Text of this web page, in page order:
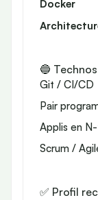
Docker
🔵
Git / CI/CD
Pair
Applis en
Scrum /
✅ Profil